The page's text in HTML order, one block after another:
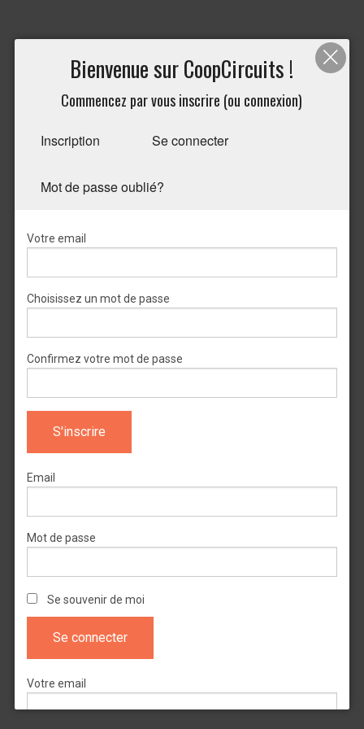
Bienvenue sur CoopCircuits !
Commencez par vous inscrire (ou connexion)
Inscription Se connecter
Mot de passe oublié?
Votre email
Choisissez un mot de passe
Confirmez votre mot de passe
Email
Mot de passe
Se souvenir de moi
Votre email